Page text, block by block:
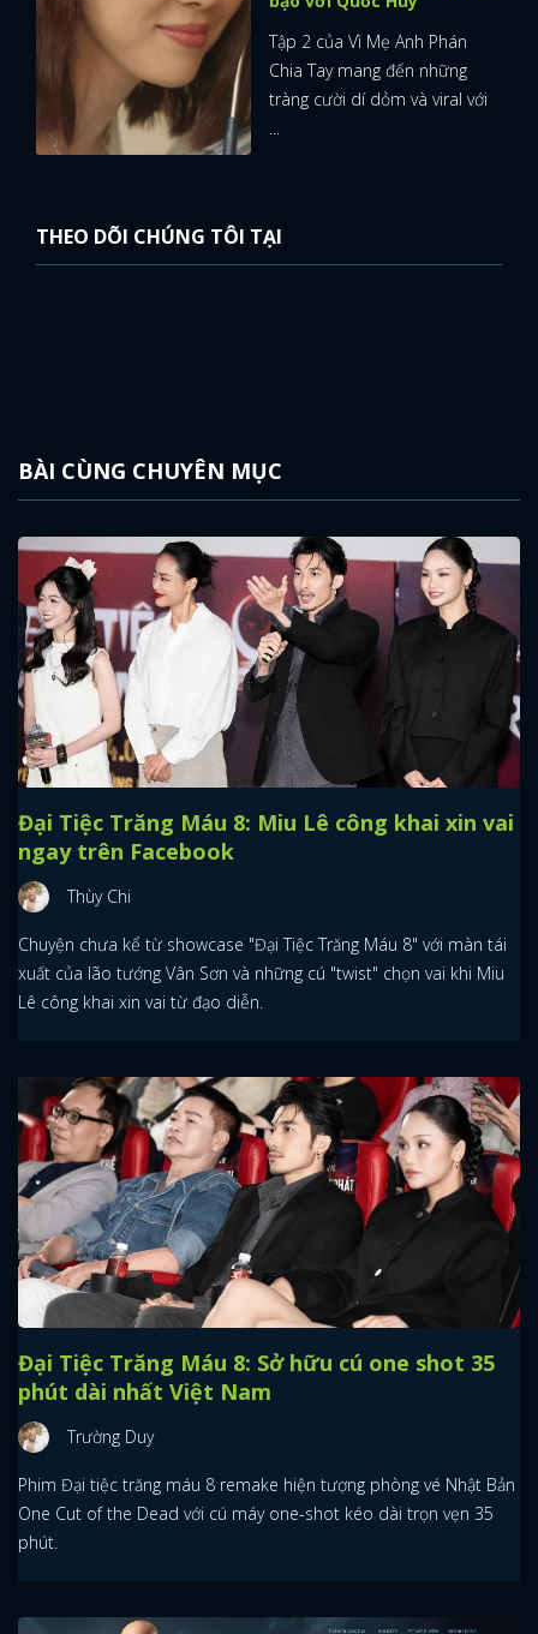
Tập 2 của Vì Mẹ Anh Phán
Chia Tay mang đến những
tràng cười dí dỏm và viral với
...
THEO DÕI CHÚNG TÔI TẠI
BÀI CÙNG CHUYÊN MỤC
Đại Tiệc Trăng Máu 8: Miu Lê công khai xin vai
ngay trên Facebook
Thùy Chi
Chuyện chưa kể từ showcase "Đại Tiệc Trăng Máu 8" với màn tái
xuất của lão tướng Vân Sơn và những cú "twist" chọn vai khi Miu
Lê công khai xin vai từ đạo diễn.
Đại Tiệc Trăng Máu 8: Sở hữu cú one shot 35
phút dài nhất Việt Nam
Trường Duy
Phim Đại tiệc trăng máu 8 remake hiện tượng phòng vé Nhật Bản
One Cut of the Dead với cú máy one-shot kéo dài trọn vẹn 35
phút.